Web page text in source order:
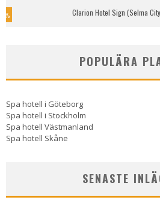
% Clarion Hotel Sign (Selma
POPULÄRA
Spa hotell i Göteborg
Spa hotell i Stockholm
Spa hotell Västmanland
Spa hotell Skåne
SENASTE